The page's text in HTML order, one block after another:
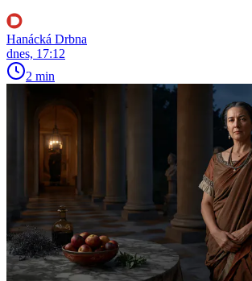
Hanácká Drbna
dnes, 17:12
2 min